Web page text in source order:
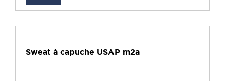
Sweat à capuche USAP m2a